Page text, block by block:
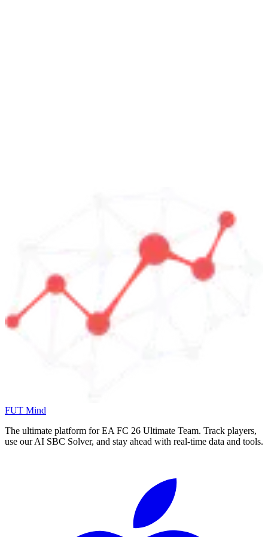
FUT Mind
The ultimate platform for EA FC 26 Ultimate Team. Track players,
use our AI SBC Solver, and stay ahead with real-time data and tools.